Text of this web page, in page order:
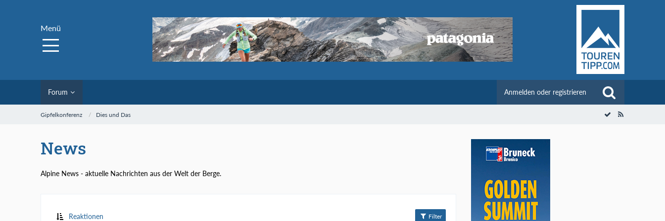
Menü
Forum Anmelden oder registrieren
Gipfelkonferenz Dies und Das
News
Alpine News - aktuelle Nachrichten aus der Welt der Berge.
Reaktionen Filter